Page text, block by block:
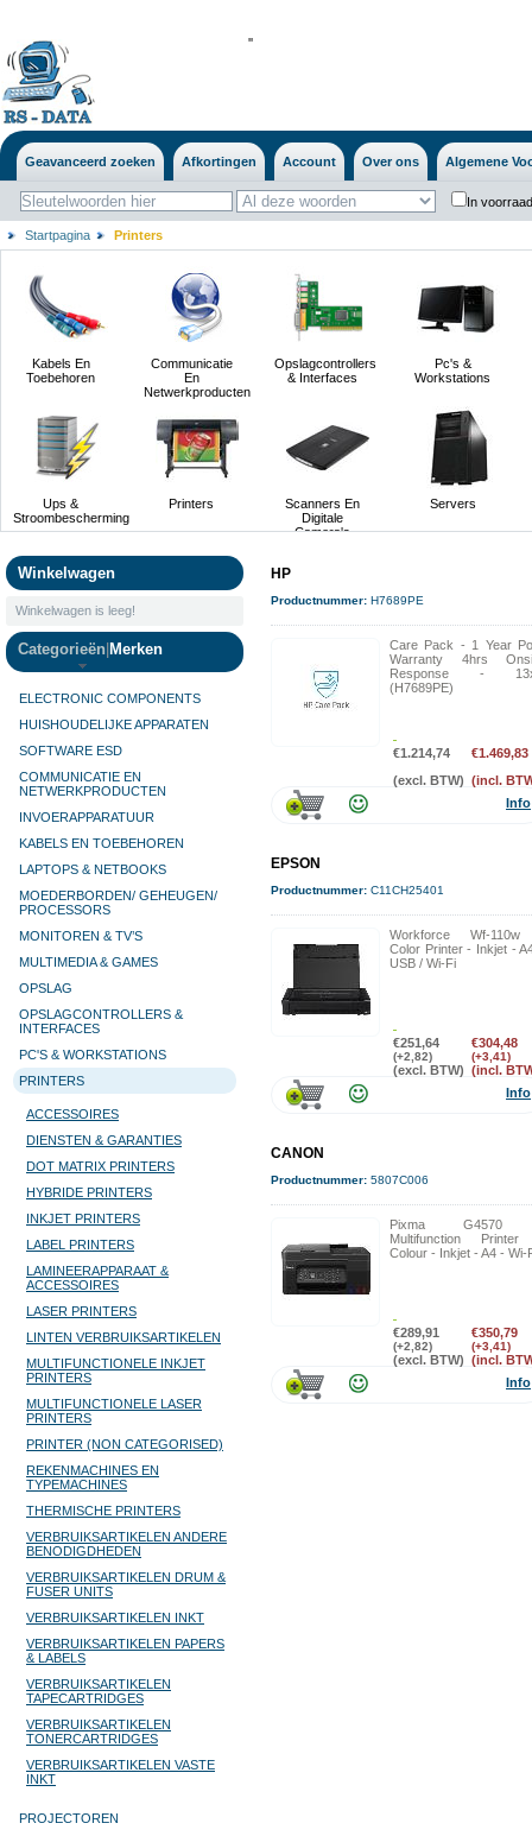
''
Geavanceerd zoeken Afkortingen Account Over ons Algemene
In
Startpagina Printers
Kabels En
Toebehoren
Communicatie
En
Netwerkproducten
Opslagcontrollers
& Interfaces
Pc's &
Workstations
Ups &
Stroombescherming
Printers
Scanners En
Digitale
Camera's
Servers
Winkelwagen
Winkelwagen is leeg!
Categorieën Merken
ELECTRONIC COMPONENTS
HUISHOUDELIJKE APPARATEN
SOFTWARE ESD
COMMUNICATIE EN
NETWERKPRODUCTEN
INVOERAPPARATUUR
KABELS EN TOEBEHOREN
LAPTOPS & NETBOOKS
MOEDERBORDEN/ GEHEUGEN/
PROCESSORS
MONITOREN & TV’S
MULTIMEDIA & GAMES
OPSLAG
OPSLAGCONTROLLERS &
INTERFACES
PC'S & WORKSTATIONS
PRINTERS
ACCESSOIRES
DIENSTEN & GARANTIES
DOT MATRIX PRINTERS
HYBRIDE PRINTERS
INKJET PRINTERS
LABEL PRINTERS
LAMINEERAPPARAAT &
ACCESSOIRES
LASER PRINTERS
LINTEN VERBRUIKSARTIKELEN
MULTIFUNCTIONELE INKJET
PRINTERS
MULTIFUNCTIONELE LASER
PRINTERS
PRINTER (NON CATEGORISED)
REKENMACHINES EN
TYPEMACHINES
THERMISCHE PRINTERS
VERBRUIKSARTIKELEN ANDERE
BENODIGDHEDEN
VERBRUIKSARTIKELEN DRUM &
FUSER UNITS
VERBRUIKSARTIKELEN INKT
VERBRUIKSARTIKELEN PAPERS
& LABELS
VERBRUIKSARTIKELEN
TAPECARTRIDGES
VERBRUIKSARTIKELEN
TONERCARTRIDGES
VERBRUIKSARTIKELEN VASTE
INKT
PROJECTOREN
HP
Productnummer: H7689PE
Care Pack - 1 Year
Warranty 4hrs
Response -
(H7689PE)
€1.214,74
(excl. BTW)
€1.469,83
(incl.
Info
EPSON
Productnummer: C11CH25401
Workforce Wf-
Color Printer - Inkjet -
USB / Wi-Fi
€251,64
(+2,82)
(excl. BTW)
€304,48
(+3,41)
(incl.
Info
CANON
Productnummer: 5807C006
Pixma G4570
Multifunction
Colour - Inkjet - A4 - Wi-
€289,91
(+2,82)
(excl. BTW)
€350,79
(+3,41)
(incl.
Info